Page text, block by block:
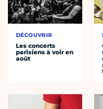
DÉCOUVRIR
Les concerts
parisiens à voir en
août